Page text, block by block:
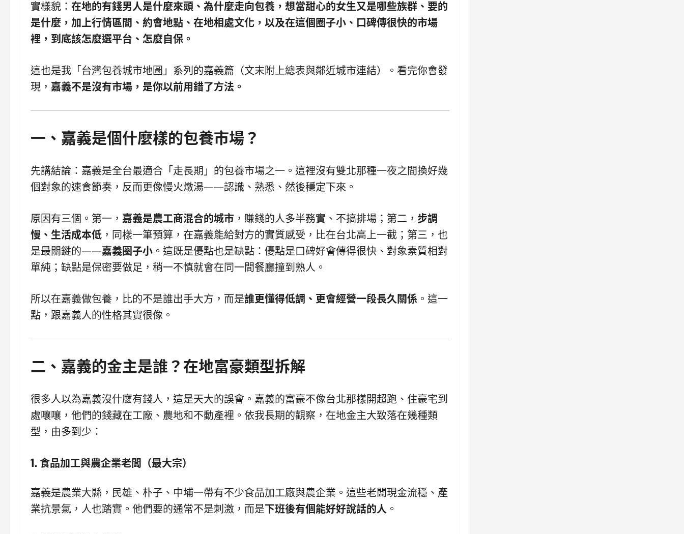
實樣貌： 在地的有錢男人是什麼來頭、為什麼走向包養，想當甜心的女生又是哪些族群、要的
是什麼，加上行情區間、約會地點、在地相處文化，以及在這個圈子小、口碑傳很快的市場
裡，到底該怎麼選平台、怎麼自保。
這也是我「台灣包養城市地圖」系列的嘉義篇（文末附上總表與鄰近城市連結）。看完你會發
現， 嘉義不是沒有市場，是你以前用錯了方法。
一、嘉義是個什麼樣的包養市場？
先講結論：嘉義是全台最適合「走長期」的包養市場之一。這裡沒有雙北那種一夜之間換好幾
個對象的速食節奏，反而更像慢火燉湯——認識、熟悉、然後穩定下來。
原因有三個。第一， 嘉義是農工商混合的城市 ，賺錢的人多半務實、不搞排場；第二， 步調
慢、生活成本低 ，同樣一筆預算，在嘉義能給對方的實質感受，比在台北高上一截；第三，也
是最關鍵的——嘉義圈子小 。這既是優點也是缺點：優點是口碑好會傳得很快、對象素質相對
單純；缺點是保密要做足，稍一不慎就會在同一間餐廳撞到熟人。
所以在嘉義做包養，比的不是誰出手大方，而是誰更懂得低調、更會經營一段長久關係 。這一
點，跟嘉義人的性格其實很像。
二、嘉義的金主是誰？在地富豪類型拆解
很多人以為嘉義沒什麼有錢人，這是天大的誤會。嘉義的富豪不像台北那樣開超跑、住豪宅到
處嚷嚷，他們的錢藏在工廠、農地和不動產裡。依我長期的觀察，在地金主大致落在幾種類
型，由多到少：
1. 食品加工與農企業老闆（最大宗）
嘉義是農業大縣，民雄、朴子、中埔一帶有不少食品加工廠與農企業。這些老闆現金流穩、產
業抗景氣，人也踏實。他們要的通常不是刺激，而是下班後有個能好好說話的人 。